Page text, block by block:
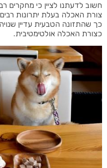
חשוב לדעתנו לציין כי מחקרים
צורת האכלה בעלת יתרונות
כך שהתזונה הטבעית עדיין
כצורת האכלה אולטימטיבית.